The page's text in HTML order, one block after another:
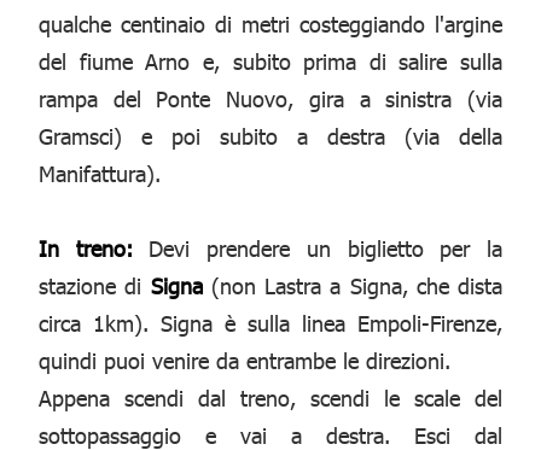
qualche centinaio di metri costeggiando l'argine
del fiume Arno e, subito prima di salire sulla
rampa del Ponte Nuovo, gira a sinistra (via
Gramsci) e poi subito a destra (via della
Manifattura).
In treno: Devi prendere un biglietto per la
stazione di Signa(non Lastra a Signa, che dista
circa 1km). Signa è sulla linea Empoli-Firenze,
quindi puoi venire da entrambe le direzioni.
Appena scendi dal treno, scendi le scale del
sottopassaggio e vai a destra. Esci dal